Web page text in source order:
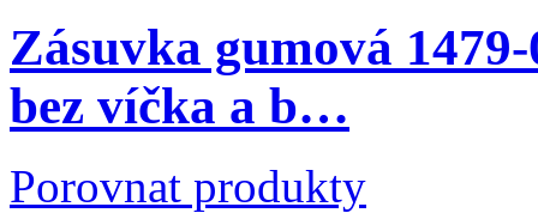
Zásuvka gumová
bez víčka a b…
Porovnat produkty